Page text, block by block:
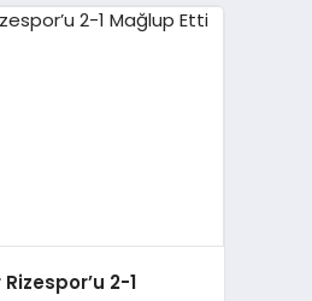
2-1